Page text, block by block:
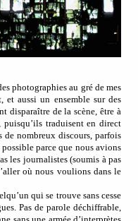
photographies au gré de mes
et aussi un ensemble sur des
disparaître de la scène, être à
traduisent en direct
de nombreux discours, parfois
possible parce que nous avions
les journalistes (soumis à pas
où nous voulions dans le
qui se trouve sans cesse
Pas de parole déchiffrable,